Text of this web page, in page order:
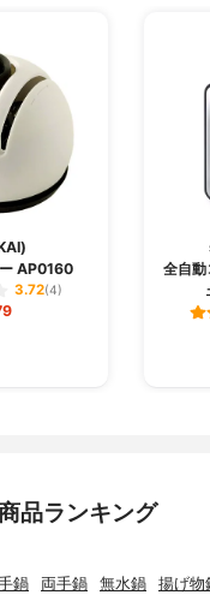
AP0160
3.72(4)
全自動
品ランキング
鍋 両手鍋 無水鍋 揚げ物